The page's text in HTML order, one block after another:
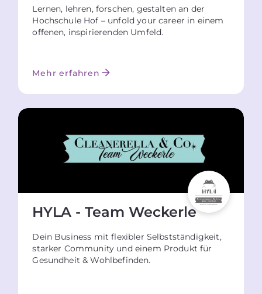
Lernen, lehren, forschen, gestalten an der
Hochschule Hof – unfold your career in einem
offenen, inspirierenden Umfeld.
Mehr erfahren
HYLA - Team Weckerle
Dein Business mit flexibler Selbstständigkeit,
starker Community und einem Produkt für
Gesundheit & Wohlbefinden.